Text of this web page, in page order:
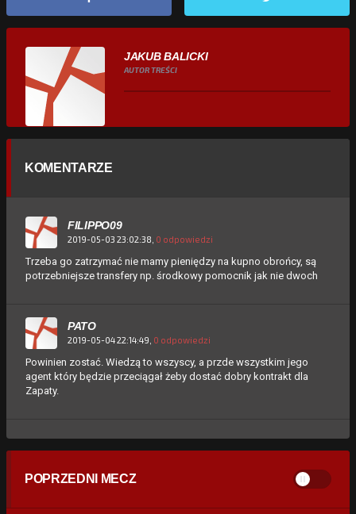
JAKUB BALICKI
AUTOR TREŚCI
KOMENTARZE
FILIPPO09
2019-05-03 23:02:38, 0 odpowiedzi
Trzeba go zatrzymać nie mamy pieniędzy na kupno obrońcy, są
potrzebniejsze transfery np. środkowy pomocnik jak nie dwoch
PATO
2019-05-04 22:14:49, 0 odpowiedzi
Powinien zostać. Wiedzą to wszyscy, a przde wszystkim jego
agent który będzie przeciągał żeby dostać dobry kontrakt dla
Zapaty.
POPRZEDNI MECZ